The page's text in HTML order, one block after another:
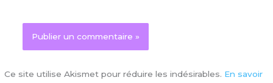
Ce site utilise Akismet pour réduire les indésirables. En savoir